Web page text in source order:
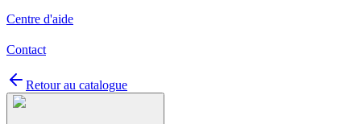
Centre d'aide
Contact
Retour au catalogue